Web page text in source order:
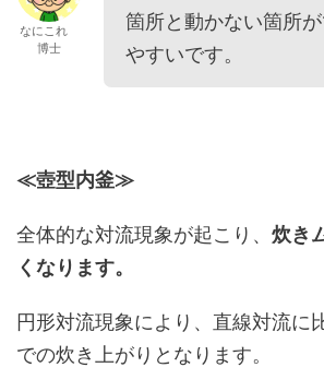
なにこれ
博士
箇所と動かない箇所
やすいです。
≪壺型内釜≫
全体的な対流現象が起こり、 炊き
くなります。
円形対流現象により、直線対流に
での炊き上がりとなります。